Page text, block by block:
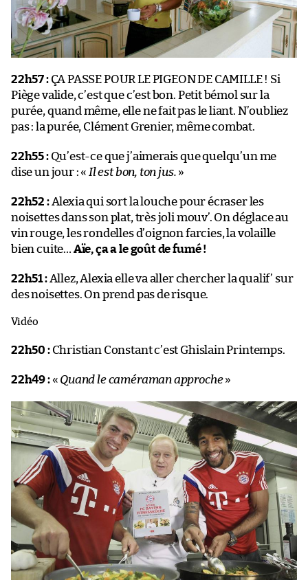
22h57 :ÇA PASSE POUR LE PIGEON DE CAMILLE ! Si
Piège valide, c’est que c’est bon. Petit bémol sur la
purée, quand même, elle ne fait pas le liant. N’oubliez
pas : la purée, Clément Grenier, même combat.
22h55 :Qu’est-ce que j’aimerais que quelqu’un me
dise un jour : « Il est bon, ton jus. »
22h52 :Alexia qui sort la louche pour écraser les
noisettes dans son plat, très joli mouv’. On déglace au
vin rouge, les rondelles d’oignon farcies, la volaille
bien cuite… Aïe, ça a le goût de fumé !
22h51 :Allez, Alexia elle va aller chercher la qualif’ sur
des noisettes. On prend pas de risque.
Vidéo
22h50 :Christian Constant c’est Ghislain Printemps.
22h49 : « Quand le caméraman approche»